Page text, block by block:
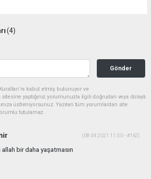
(4)
Gönder
kabul etmiş bulunuyor ve
yaptığınız yorumunuzla ilgili doğrudan veya dolaylı
üstleniyorsunuz. Yazılan tüm yorumlardan site
tutulamaz.
(08.04.2021 11:50 - #162)
bir daha yaşatmasın